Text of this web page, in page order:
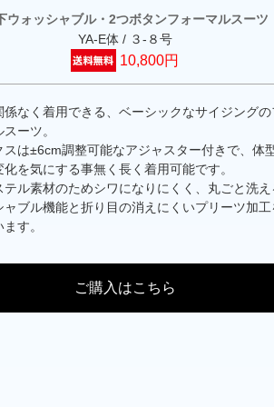
ウォッシャブル・2つボタンフォーマルスーツ
YA-E体 / ３-８号
10,800円
係なく着用できる、ベーシックなサイジングの
ーツ。
スは±6cm調整可能なアジャスター付きで、体
を気にする事無く長く着用可能です。
テル素材のためシワになりにくく、丸ごと洗え
ャブル機能と折り目の消えにくいプリーツ加工
す。
ご購入はこちら